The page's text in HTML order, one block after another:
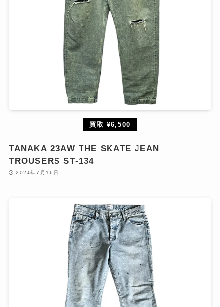
買取 ¥6,500
TANAKA 23AW THE SKATE JEAN
TROUSERS ST-134
2024年7月16日